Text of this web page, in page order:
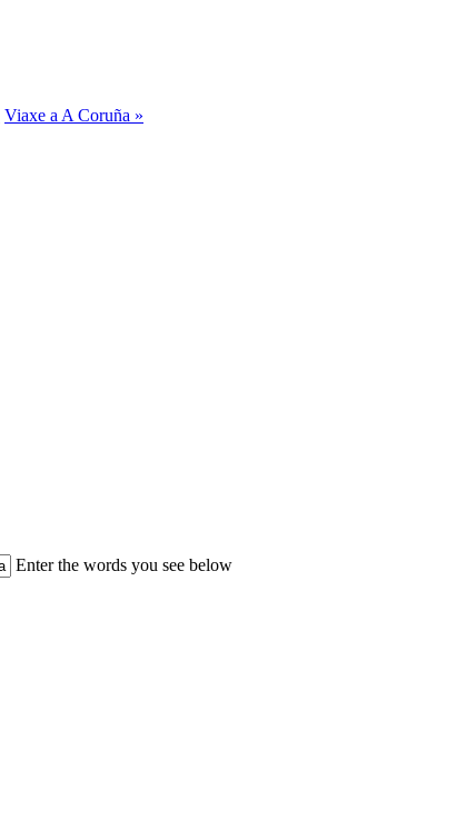
Viaxe a A Coruña »
Enter the words you see below